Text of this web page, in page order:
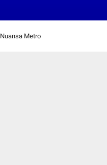
Nuansa Metro